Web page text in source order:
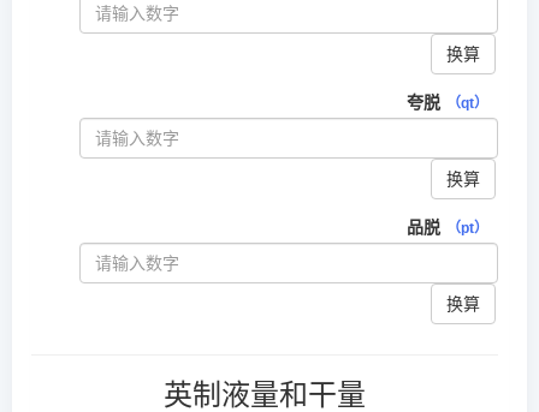
换算
夸脱 （qt）
换算
品脱 （pt）
换算
英制液量和干量